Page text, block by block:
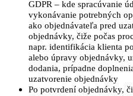
GDPR – kde spracúvanie
vykonávanie potrebných
ako objednávateľa pred
objednávky, čiže počas
napr. identifikácia klienta
alebo úpravy objednávky,
dodania, prípadne
uzatvorenie objednávky
Po potvrdení objednávky,